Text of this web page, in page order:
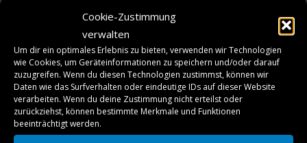
Cookie-Zustimmung
verwalten
Um dir ein optimales Erlebnis zu bieten, verwenden wir Technologien
wie Cookies, um Geräteinformationen zu speichern und/oder darauf
zuzugreifen. Wenn du diesen Technologien zustimmst, können wir
Daten wie das Surfverhalten oder eindeutige IDs auf dieser Website
verarbeiten. Wenn du deine Zustimmung nicht erteilst oder
zurückziehst, können bestimmte Merkmale und Funktionen
beeinträchtigt werden.
fünften Satz hatte er das Nachsehen.
Mit dem Rücken zur Wand und einem 1:2
Rückstand aus Sich der TTF, musste Shunsuke
Togami das folgende Spiel gegen Walther
gewinnen, um sein Team im Spiel zu halten. Dies
schaffte er durch eine erneut starke Leistung und
MANNSCHAFT
TICKETS
VEREINSSHOP